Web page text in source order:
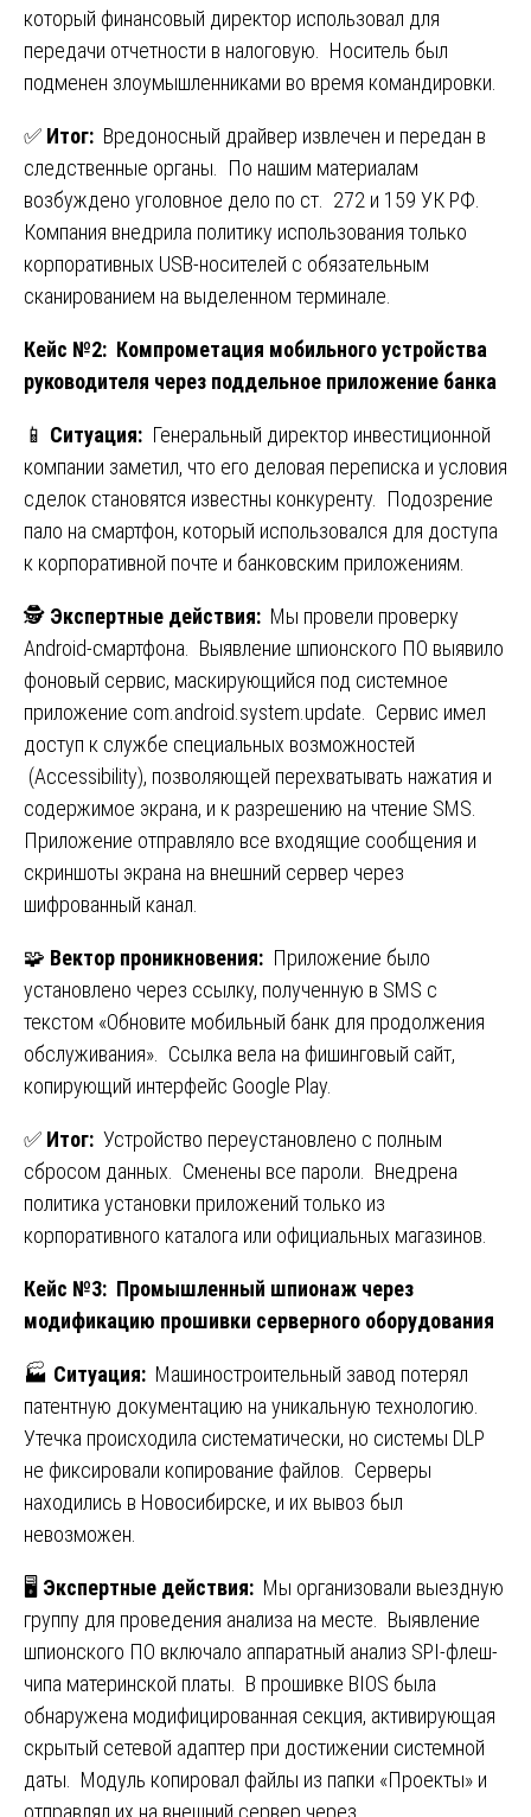
который финансовый директор использовал для
передачи отчетности в налоговую. Носитель был
подменен злоумышленниками во время командировки.
✅ Итог: Вредоносный драйвер извлечен и передан в
следственные органы. По нашим материалам
возбуждено уголовное дело по ст. 272 и 159 УК РФ.
Компания внедрила политику использования только
корпоративных USB-носителей с обязательным
сканированием на выделенном терминале.
Кейс №2: Компрометация мобильного устройства
руководителя через поддельное приложение банка
📱 Ситуация: Генеральный директор инвестиционной
компании заметил, что его деловая переписка и условия
сделок становятся известны конкуренту. Подозрение
пало на смартфон, который использовался для доступа
к корпоративной почте и банковским приложениям.
🕵️ Экспертные действия: Мы провели проверку
Android-смартфона. Выявление шпионского ПО выявило
фоновый сервис, маскирующийся под системное
приложение com.android.system.update. Сервис имел
доступ к службе специальных возможностей
(Accessibility), позволяющей перехватывать нажатия и
содержимое экрана, и к разрешению на чтение SMS.
Приложение отправляло все входящие сообщения и
скриншоты экрана на внешний сервер через
шифрованный канал.
🧩 Вектор проникновения: Приложение было
установлено через ссылку, полученную в SMS с
текстом «Обновите мобильный банк для продолжения
обслуживания». Ссылка вела на фишинговый сайт,
копирующий интерфейс Google Play.
✅ Итог: Устройство переустановлено с полным
сбросом данных. Сменены все пароли. Внедрена
политика установки приложений только из
корпоративного каталога или официальных магазинов.
Кейс №3: Промышленный шпионаж через
модификацию прошивки серверного оборудования
🏭 Ситуация: Машиностроительный завод потерял
патентную документацию на уникальную технологию.
Утечка происходила систематически, но системы DLP
не фиксировали копирование файлов. Серверы
находились в Новосибирске, и их вывоз был
невозможен.
🖥️ Экспертные действия: Мы организовали выездную
группу для проведения анализа на месте. Выявление
шпионского ПО включало аппаратный анализ SPI-флеш-
чипа материнской платы. В прошивке BIOS была
обнаружена модифицированная секция, активирующая
скрытый сетевой адаптер при достижении системной
даты. Модуль копировал файлы из папки «Проекты» и
отправлял их на внешний сервер через